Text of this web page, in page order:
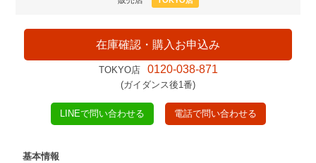
在庫確認・購入お申込み
TOKYO店 0120-038-871
(ガイダンス後1番)
LINEで問い合わせる 電話で問い合わせる
基本情報